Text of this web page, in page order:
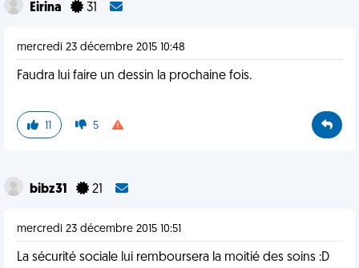
Eirina 31
mercredi 23 décembre 2015 10:48
Faudra lui faire un dessin la prochaine fois.
11 5
bibz31 21
mercredi 23 décembre 2015 10:51
La sécurité sociale lui remboursera la moitié des soins :D